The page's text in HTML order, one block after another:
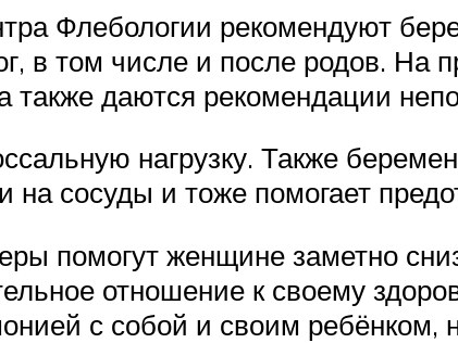
Флебологии рекомендуют
в том числе и после родов.
даются рекомендации
нагрузку. Также
сосуды и тоже помогает
помогут женщине заметно
отношение к своему
с собой и своим ребёнком,